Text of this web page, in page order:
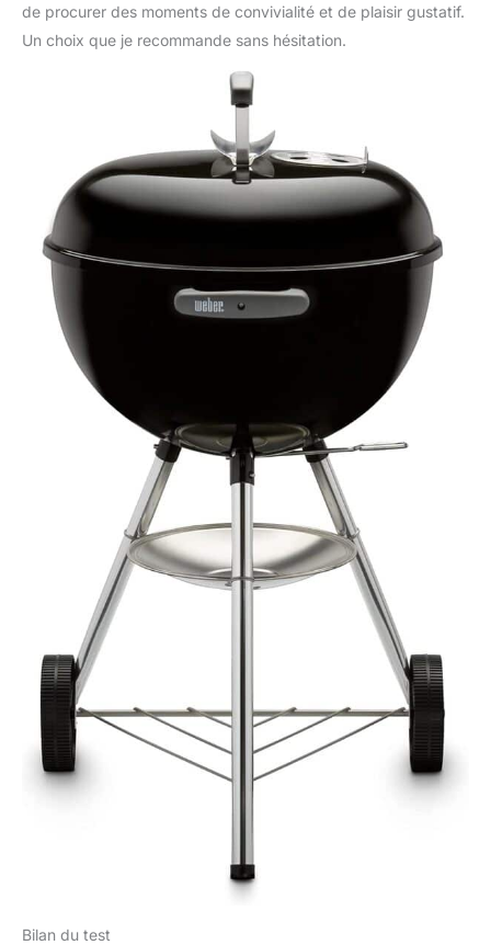
de procurer des moments de convivialité et de plaisir gustatif.
Un choix que je recommande sans hésitation.
Bilan du test